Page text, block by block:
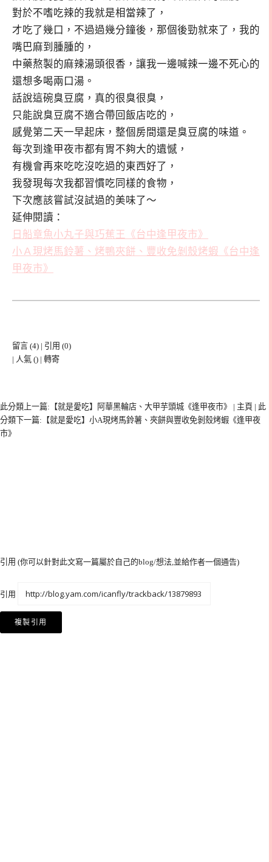
對於不嗜吃辣的我就是相當辣了，
才吃了幾口，不過過幾分鐘後，那個後勁就來了，我的
嘴巴麻到腫腫的，
中藥熬製的麻辣湯頭很香，讓我一邊喊辣一邊不死心的
還想多喝兩口湯。
話說這碗臭豆腐，真的很臭很臭，
只能說臭豆腐不適合帶回飯店吃的，
感覺第二天一早起床，整個房間還是臭豆腐的味道。
每次到逢甲夜市都有胃不夠大的遺憾，
有機會再來吃吃沒吃過的東西好了，
我發現每次我都習慣吃同樣的食物，
下次應該嘗試沒試過的美味了～
延伸閱讀：
日船章魚小丸子與巧蕉王《台中逢甲夜市》
小Ａ現烤馬鈴薯、烤鴨夾餅、豐收免剝殼烤蝦《台中逢
甲夜市》
留言 (4) | 引用 (0)
| 人氣 () | 轉寄
此分類上一篇:【就是愛吃】阿華黑輪店、大甲芋頭城《逢甲夜市》 | 主頁 | 此
分類下一篇:【就是愛吃】小A現烤馬鈴薯、夾餅與豐收免剝殼烤蝦《逢甲夜
市》
引用 (你可以針對此文寫一篇屬於自己的blog/想法,並給作者一個通告)
引用